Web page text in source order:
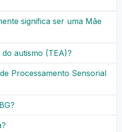
significa ser uma Mãe
autismo (TEA)?
Processamento Sensorial